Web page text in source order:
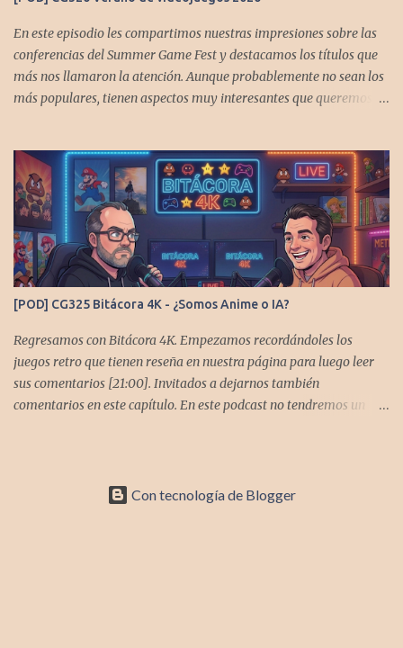
En este episodio les compartimos nuestras impresiones sobre las
conferencias del Summer Game Fest y destacamos los títulos que
más nos llamaron la atención. Aunque probablemente no sean los
más populares, tienen aspectos muy interesantes que queremos
nos agregan a sus plataformas de podcast y nos dejan
comentarios en las cuentas de redes. Spotify YouTube. Twitter -
https://x.com/CronicasGoomba Instagram -
https://www.instagram.com/cronicasgoomba/ Facebook -
https://www.facebook.com/CronicasGoomba Si no estamos en tu
plataforma nos puedes agregarcn el código rss:
https://anchor.fm/s/10d1f3318/podcast/rss
[POD] CG325 Bitácora 4K - ¿Somos Anime o IA?
Regresamos con Bitácora 4K. Empezamos recordándoles los
juegos retro que tienen reseña en nuestra página para luego leer
sus comentarios [21:00]. Invitados a dejarnos también
comentarios en este capítulo. En este podcast no tendremos un
ustedes. Muchas gracias a todos los que nos agregan a sus
Con tecnología de Blogger